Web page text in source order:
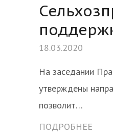
18.03.2020
На заседании
утверждены
позволит…
ПОДРОБНЕЕ